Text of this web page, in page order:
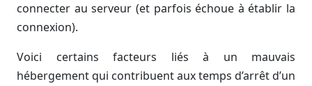
connecter au serveur (et parfois échoue à établir la
connexion).
Voici certains facteurs liés à un mauvais
hébergement qui contribuent aux temps d’arrêt d’un